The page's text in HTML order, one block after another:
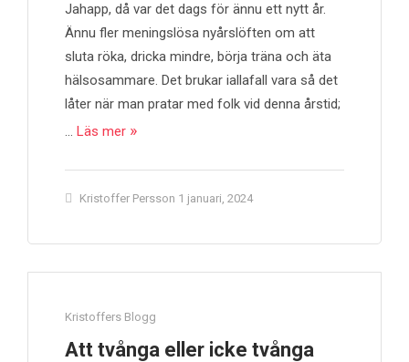
Jahapp, då var det dags för ännu ett nytt år.
Ännu fler meningslösa nyårslöften om att
sluta röka, dricka mindre, börja träna och äta
hälsosammare. Det brukar iallafall vara så det
låter när man pratar med folk vid denna årstid;
… Läs mer
Kristoffer Persson 1 januari, 2024
Kristoffers Blogg
Att tvånga eller icke tvånga